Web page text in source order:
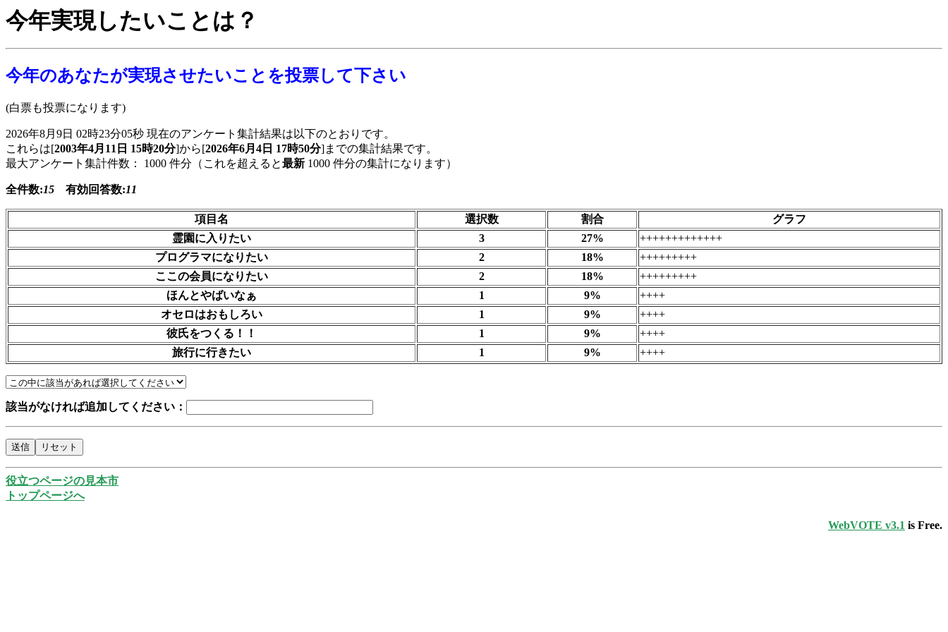
今年実現したいことは？
今年のあなたが実現させたいことを投票して下さい
(白票も投票になります)
2026年8月9日 02時23分05秒 現在のアンケート集計結果は以下のとおりです。
これらは[2003年4月11日 15時20分]から[2026年6月4日 17時50分]までの集計結果です。
最大アンケート集計件数： 1000 件分（これを超えると最新 1000 件分の集計になります）
全件数:15 有効回答数:11
項目名 選択数 割合
グラフ
霊園に入りたい
3 27%
+++++++++++++
プログラマになりたい
2 18%
+++++++++
ここの会員になりたい
2 18%
+++++++++
ほんとやばいなぁ
1 9%
++++
オセロはおもしろい
1 9%
++++
彼氏をつくる！！
1 9%
++++
旅行に行きたい
1 9% ++++
該当がなければ追加してください：
役立つページの見本市
トップページへ
WebVOTE v3.1 is Free.